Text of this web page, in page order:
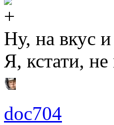
Ну, на вкус
Я, кстати,
doc704